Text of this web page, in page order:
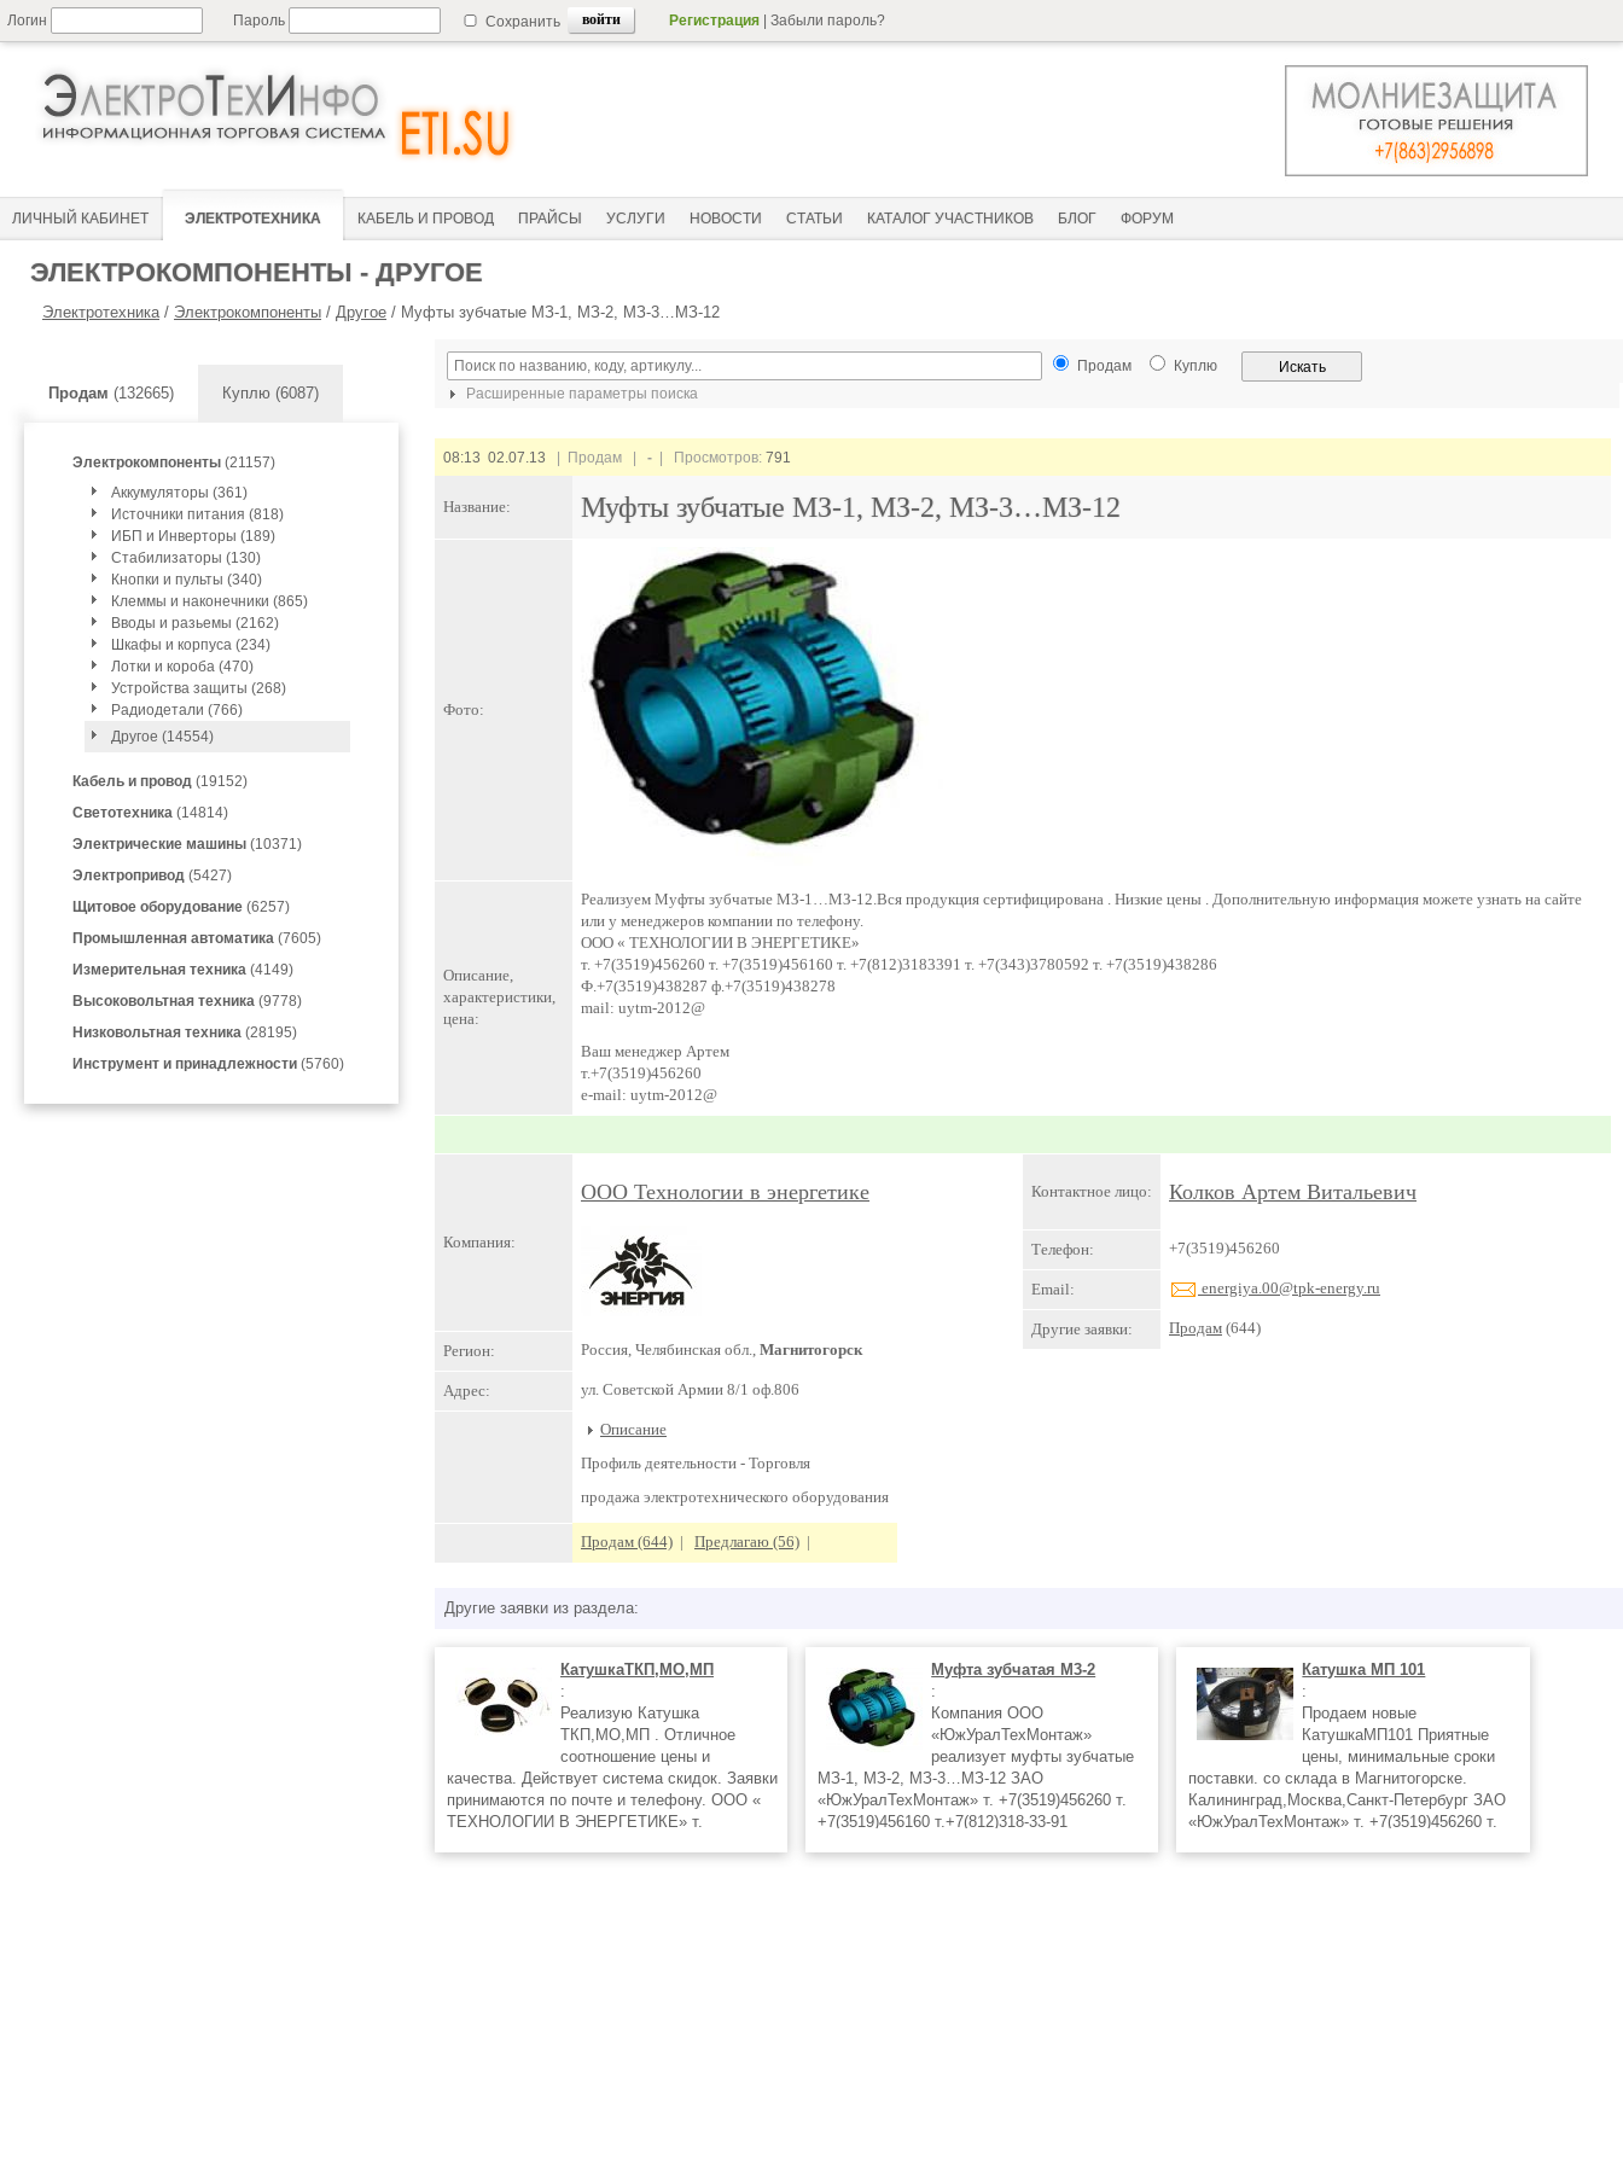
Логин Пароль Сохранить Регистрация Забыли пароль?
ЛИЧНЫЙ КАБИНЕТ ЭЛЕКТРОТЕХНИКА КАБЕЛЬ И ПРОВОД ПРАЙСЫ УСЛУГИ НОВОСТИ СТАТЬИ КАТАЛОГ УЧАСТНИКОВ БЛОГ ФОРУМ
ЭЛЕКТРОКОМПОНЕНТЫ - ДРУГОЕ
Электротехника/ Электрокомпоненты / Другое / Муфты зубчатые МЗ-1, МЗ-2, МЗ-3…МЗ-12
Продам (132665) Куплю (6087)
Электрокомпоненты (21157)
Аккумуляторы (361)
Источники питания (818)
ИБП и Инверторы (189)
Стабилизаторы (130)
Кнопки и пульты (340)
Клеммы и наконечники (865)
Вводы и разьемы (2162)
Шкафы и корпуса (234)
Лотки и короба (470)
Устройства защиты (268)
Радиодетали (766)
Другое (14554)
Кабель и провод (19152)
Светотехника (14814)
Электрические машины (10371)
Электропривод (5427)
Щитовое оборудование (6257)
Промышленная автоматика (7605)
Измерительная техника (4149)
Высоковольтная техника (9778)
Низковольтная техника (28195)
Инструмент и принадлежности (5760)
Продам
Куплю
Расширенные параметры поиска
08:13 02.07.13 | Продам | - | Просмотров: 791
Название: Муфты зубчатые МЗ-1, МЗ-2, МЗ-3…МЗ-12
Фото:
Описание,
характеристики,
цена:
Реализуем Муфты зубчатые МЗ-1…МЗ-12.Вся продукция сертифицирована . Низкие цены . Дополнительную информация можете узнать на сайте
или у менеджеров компании по телефону.
ООО « ТЕХНОЛОГИИ В ЭНЕРГЕТИКЕ»
т. +7(3519)456260 т. +7(3519)456160 т. +7(812)3183391 т. +7(343)3780592 т. +7(3519)438286
Ф.+7(3519)438287 ф.+7(3519)438278
mail: uytm-2012@
Ваш менеджер Артем
т.+7(3519)456260
e-mail: uytm-2012@
Компания:
ООО Технологии в энергетике
Регион: Россия, Челябинская обл., Магнитогорск
Адрес: ул. Советской Армии 8/1 оф.806
Описание
Профиль деятельности - Торговля
продажа электротехнического оборудования
Продам (644) | Предлагаю (56) |
Контактное лицо: Колков Артем Витальевич
Телефон: +7(3519)456260
Email: energiya.00@tpk-energy.ru
Другие заявки: Продам (644)
Другие заявки из раздела:
КатушкаТКП,МО,МП
:
Реализую Катушка
ТКП,МО,МП . Отличное
соотношение цены и
качества. Действует система скидок. Заявки
принимаются по почте и телефону. ООО «
ТЕХНОЛОГИИ В ЭНЕРГЕТИКЕ» т.
Муфта зубчатая М3-2
:
Компания ООО
«ЮжУралТехМонтаж»
реализует муфты зубчатые
МЗ-1, МЗ-2, МЗ-3…МЗ-12 ЗАО
«ЮжУралТехМонтаж» т. +7(3519)456260 т.
+7(3519)456160 т.+7(812)318-33-91
Катушка МП 101
:
Продаем новые
КатушкаМП101 Приятные
цены, минимальные сроки
поставки. со склада в Магнитогорске.
Калининград,Москва,Санкт-Петербург ЗАО
«ЮжУралТехМонтаж» т. +7(3519)456260 т.